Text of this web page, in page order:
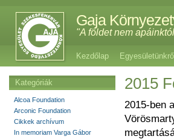
Gaja
"A földet nem
Kezdőlap Egyesületünkről
2015
2015-ben
Kategóriák
Alcoa Foundation
Arconic Foundation
Cikkek archívum
In memoriam Varga Gábor